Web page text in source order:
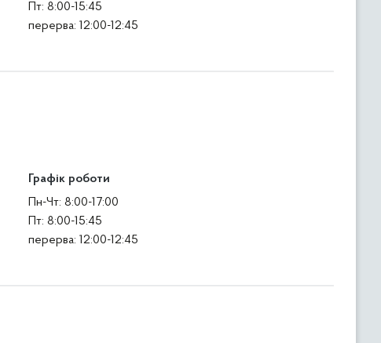
Пт: 8:00-15:45
перерва: 12:00-12:45
Графік роботи
Пн-Чт: 8:00-17:00
Пт: 8:00-15:45
перерва: 12:00-12:45